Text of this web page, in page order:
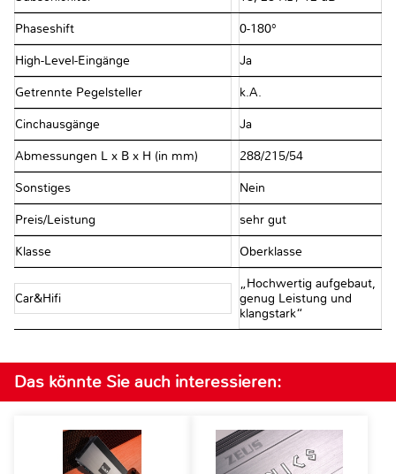
Phaseshift 0-180°
High-Level-Eingänge Ja
Getrennte Pegelsteller k.A.
Cinchausgänge Ja
Abmessungen L x B x H (in mm) 288/215/54
Sonstiges Nein
Preis/Leistung sehr gut
Klasse Oberklasse
Car&Hifi
„Hochwertig aufgebaut,
genug Leistung und
klangstark“
Das könnte Sie auch interessieren: